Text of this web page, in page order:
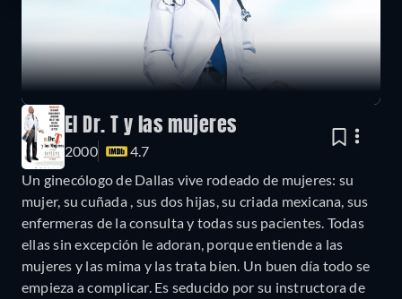
El Dr. T y las mujeres
2000
4.7
Un ginecólogo de Dallas vive rodeado de mujeres: su
mujer, su cuñada , sus dos hijas, su criada mexicana, sus
enfermeras de la consulta y todas sus pacientes. Todas
ellas sin excepción le adoran, porque entiende a las
mujeres y las mima y las trata bien. Un buen día todo se
empieza a complicar. Es seducido por su instructora de